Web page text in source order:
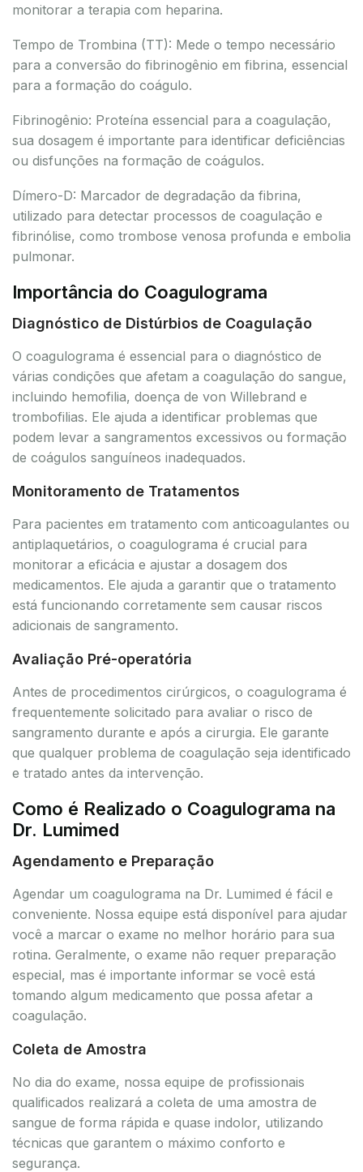
monitorar a terapia com heparina.
Tempo de Trombina (TT): Mede o tempo necessário
para a conversão do fibrinogênio em fibrina, essencial
para a formação do coágulo.
Fibrinogênio: Proteína essencial para a coagulação,
sua dosagem é importante para identificar deficiências
ou disfunções na formação de coágulos.
Dímero-D: Marcador de degradação da fibrina,
utilizado para detectar processos de coagulação e
fibrinólise, como trombose venosa profunda e embolia
pulmonar.
Importância do Coagulograma
Diagnóstico de Distúrbios de Coagulação
O coagulograma é essencial para o diagnóstico de
várias condições que afetam a coagulação do sangue,
incluindo hemofilia, doença de von Willebrand e
trombofilias. Ele ajuda a identificar problemas que
podem levar a sangramentos excessivos ou formação
de coágulos sanguíneos inadequados.
Monitoramento de Tratamentos
Para pacientes em tratamento com anticoagulantes ou
antiplaquetários, o coagulograma é crucial para
monitorar a eficácia e ajustar a dosagem dos
medicamentos. Ele ajuda a garantir que o tratamento
está funcionando corretamente sem causar riscos
adicionais de sangramento.
Avaliação Pré-operatória
Antes de procedimentos cirúrgicos, o coagulograma é
frequentemente solicitado para avaliar o risco de
sangramento durante e após a cirurgia. Ele garante
que qualquer problema de coagulação seja identificado
e tratado antes da intervenção.
Como é Realizado o Coagulograma na
Dr. Lumimed
Agendamento e Preparação
Agendar um coagulograma na Dr. Lumimed é fácil e
conveniente. Nossa equipe está disponível para ajudar
você a marcar o exame no melhor horário para sua
rotina. Geralmente, o exame não requer preparação
especial, mas é importante informar se você está
tomando algum medicamento que possa afetar a
coagulação.
Coleta de Amostra
No dia do exame, nossa equipe de profissionais
qualificados realizará a coleta de uma amostra de
sangue de forma rápida e quase indolor, utilizando
técnicas que garantem o máximo conforto e
segurança.